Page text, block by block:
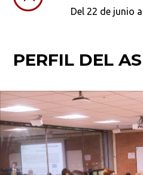
Del 22 de junio
PERFIL DEL